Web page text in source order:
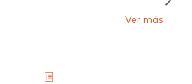
Ver más